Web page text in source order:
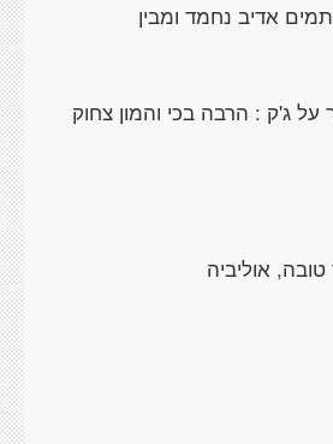
אדיב נחמד ומבין
ג'ק : הרבה בכי והמון צחוק
אוליביה